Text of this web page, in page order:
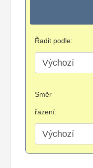
Řadit podle:
Směr
řazení: